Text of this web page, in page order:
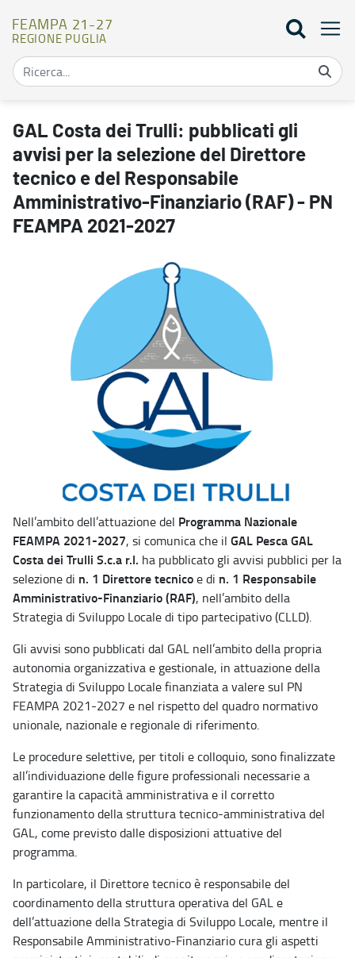
FEAMPA 21-27
REGIONE PUGLIA
GAL Costa dei Trulli: pubblicati gli avvisi per la selezione del
GAL Costa dei Trulli: pubblicati gli
avvisi per la selezione del Direttore
tecnico e del Responsabile
Amministrativo-Finanziario (RAF) - PN
FEAMPA 2021-2027
Nell’ambito dell’attuazione del Programma Nazionale
FEAMPA 2021-2027, si comunica che il GAL Pesca GAL
Costa dei Trulli S.c.a r.l. ha pubblicato gli avvisi pubblici per la
selezione di n. 1 Direttore tecnicoe di n. 1 Responsabile
Amministrativo-Finanziario (RAF), nell’ambito della
Strategia di Sviluppo Locale di tipo partecipativo (CLLD).
Gli avvisi sono pubblicati dal GAL nell’ambito della propria
autonomia organizzativa e gestionale, in attuazione della
Strategia di Sviluppo Locale finanziata a valere sul PN
FEAMPA 2021-2027 e nel rispetto del quadro normativo
unionale, nazionale e regionale di riferimento.
Le procedure selettive, per titoli e colloquio, sono finalizzate
all’individuazione delle figure professionali necessarie a
garantire la capacità amministrativa e il corretto
funzionamento della struttura tecnico-amministrativa del
GAL, come previsto dalle disposizioni attuative del
programma.
In particolare, il Direttore tecnico è responsabile del
coordinamento della struttura operativa del GAL e
dell’attuazione della Strategia di Sviluppo Locale, mentre il
Responsabile Amministrativo-Finanziario cura gli aspetti